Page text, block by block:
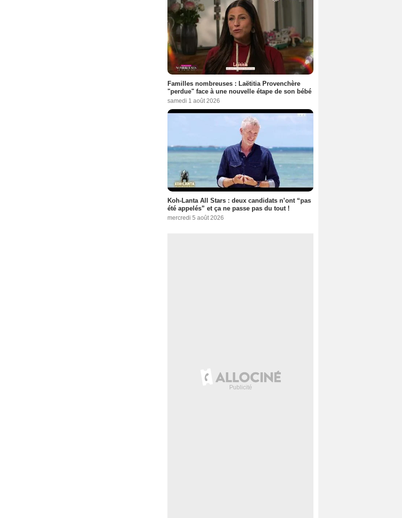
Familles nombreuses : Laëtitia Provenchère
"perdue" face à une nouvelle étape de son bébé
samedi 1 août 2026
Koh-Lanta All Stars : deux candidats n’ont “pas
été appelés” et ça ne passe pas du tout !
mercredi 5 août 2026